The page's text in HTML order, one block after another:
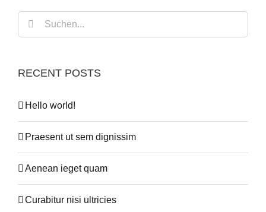
Suche
nach:
RECENT POSTS
Hello world!
Praesent ut sem dignissim
Aenean ieget quam
Curabitur nisi ultricies